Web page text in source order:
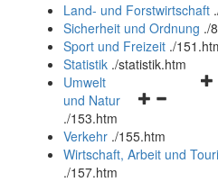
und
schließen
Land- und Forstwirtschaft .
Sicherheit und Ordnung ./
Sport und Freizeit ./
Statistik ./statistik.htm
und
schließen
Umwelt
und Natur
./153.htm
Verkehr ./155.htm
Wirtschaft, Arbeit und
./157.htm